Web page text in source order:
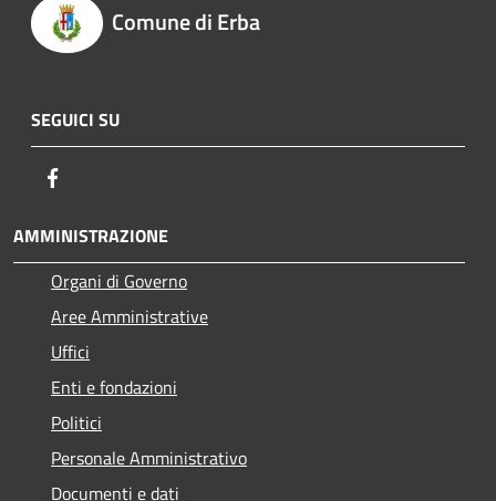
Comune di Erba
SEGUICI SU
AMMINISTRAZIONE
Organi di Governo
Aree Amministrative
Uffici
Enti e fondazioni
Politici
Personale Amministrativo
Documenti e dati